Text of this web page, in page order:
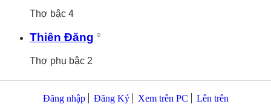
Thợ bậc 4
Thiên Đăng
Thợ phụ bậc 2
Đăng nhập Đăng Ký Xem trên PC Lên trên